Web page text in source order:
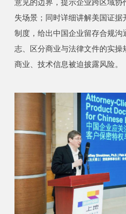
意见的边界，提示企业跨区域协
失场景；同时详细讲解美国证据
制度，给出中国企业留存合规沟
志、区分商业与法律文件的实操
商业、技术信息被迫披露风险。